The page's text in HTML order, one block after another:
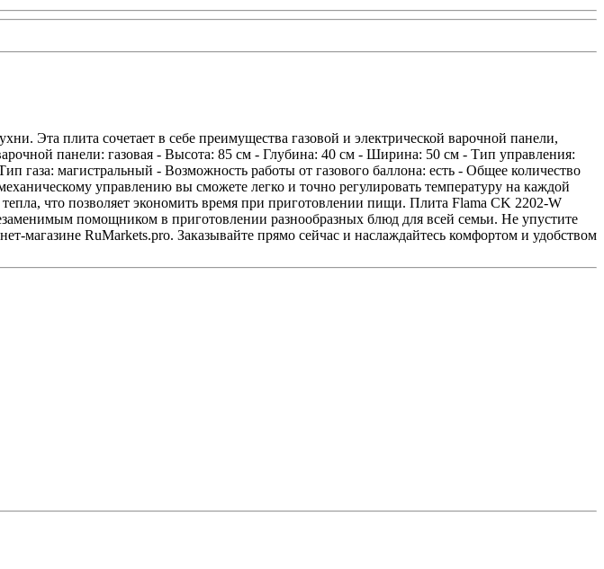
Эта плита сочетает в себе преимущества газовой и электрической варочной панели,
панели: газовая - Высота: 85 см - Глубина: 40 см - Ширина: 50 см - Тип управления:
газа: магистральный - Возможность работы от газового баллона: есть - Общее количество
управлению вы сможете легко и точно регулировать температуру на каждой
что позволяет экономить время при приготовлении пищи. Плита Flama CK 2202-W
помощником в приготовлении разнообразных блюд для всей семьи. Не упустите
магазине RuMarkets.pro. Заказывайте прямо сейчас и наслаждайтесь комфортом и удобством